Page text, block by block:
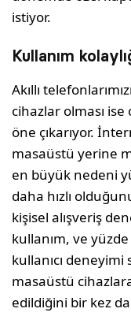
istiyor.
Kullanım
Akıllı
cihazlar olması
öne çıkarıyor.
masaüstü yerine
en büyük nedeni
daha hızlı
kişisel alışveriş
kullanım, ve
kullanıcı deneyimi
masaüstü
edildiğini bir kez